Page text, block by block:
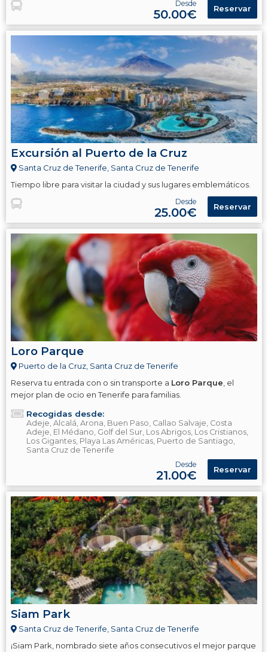
Desde
50.00€ Reservar
Excursión al Puerto de la Cruz
Santa Cruz de Tenerife, Santa Cruz de Tenerife
Tiempo libre para visitar la ciudad y sus lugares emblemáticos.
Desde
25.00€ Reservar
Loro Parque
Puerto de la Cruz, Santa Cruz de Tenerife
Reserva tu entrada con o sin transporte a Loro Parque , el
mejor plan de ocio en Tenerife para familias.
Recogidas desde:
Adeje, Alcalá, Arona, Buen Paso, Callao Salvaje, Costa
Adeje, El Médano, Golf del Sur, Los Abrigos, Los Cristianos,
Los Gigantes, Playa Las Américas, Puerto de Santiago,
Santa Cruz de Tenerife
Desde
21.00€ Reservar
Siam Park
Santa Cruz de Tenerife, Santa Cruz de Tenerife
¡Siam Park, nombrado siete años consecutivos el mejor parque